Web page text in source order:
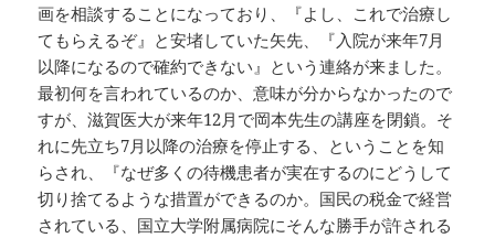
画を相談することになっており、『よし、これで治療し
てもらえるぞ』と安堵していた矢先、『入院が来年7月
以降になるので確約できない』という連絡が来ました。
最初何を言われているのか、意味が分からなかったので
すが、滋賀医大が来年12月で岡本先生の講座を閉鎖。そ
れに先立ち7月以降の治療を停止する、ということを知
らされ、『なぜ多くの待機患者が実在するのにどうして
切り捨てるような措置ができるのか。国民の税金で経営
されている、国立大学附属病院にそんな勝手が許される